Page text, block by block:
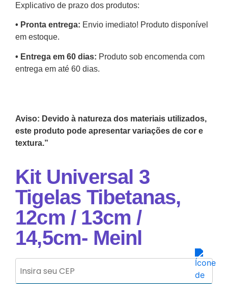
Explicativo de prazo dos produtos:
•⁠ ⁠Pronta entrega: Envio imediato! Produto disponível
em estoque.
•⁠ Entrega em 60 dias: Produto sob encomenda com
entrega em até 60 dias.
Aviso: Devido à natureza dos materiais utilizados,
este produto pode apresentar variações de cor e
textura.”
Kit Universal 3
Tigelas Tibetanas,
12cm / 13cm /
14,5cm- Meinl